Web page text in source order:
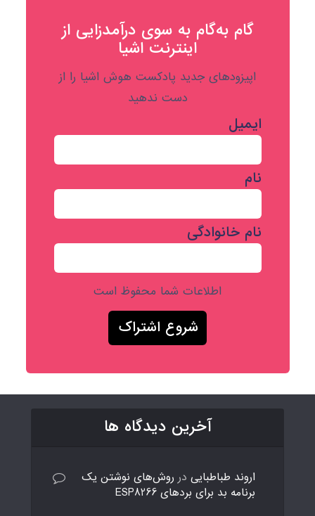
گام به‌گام به‌ سوی درآمدزایی از
اینترنت اشیا
اپیزودهای جدید پادکست هوش اشیا را از
دست ندهید
ایمیل
نام
نام خانوادگی
اطلاعات شما محفوظ است
آخرین دیدگاه ها
اروند طباطبایی در روش‌های نوشتن یک
برنامه بد برای بردهای ESP8266